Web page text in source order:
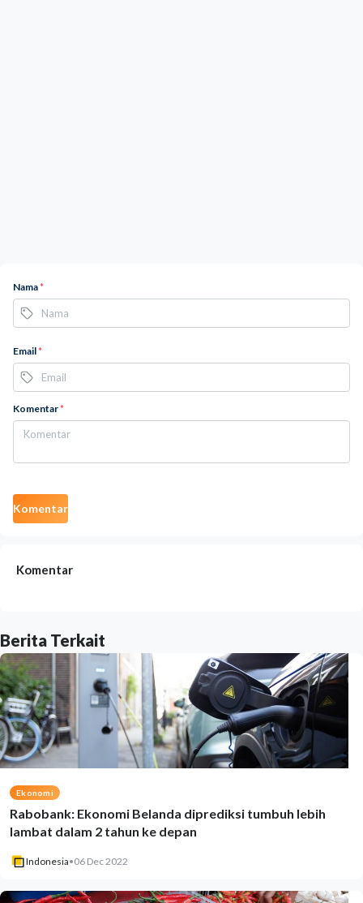
Nama*
Email*
Komentar*
Komentar
Komentar
Berita Terkait
Ekonomi
Rabobank: Ekonomi Belanda diprediksi tumbuh lebih
lambat dalam 2 tahun ke depan
Indonesia•06 Dec 2022